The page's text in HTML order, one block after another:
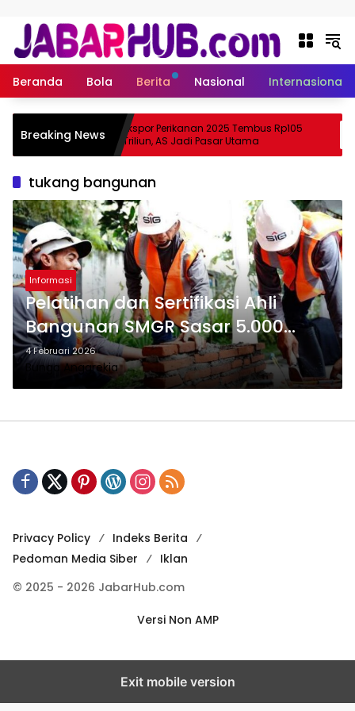
Beranda Bola Berita Nasional Internasional
Breaking News
Suzuki?
Ekspor Perikanan 2025 Tembus Rp105
Triliun, AS Jadi Pasar Utama
tukang bangunan
Informasi
Pelatihan dan Sertifikasi Ahli
Bangunan SMGR Sasar 5.000
Tenaga Terampil
4 Februari 2026
Bunga Anggrekia
Privacy Policy
Indeks Berita
Pedoman Media Siber
Iklan
© 2025 - 2026 JabarHub.com
Versi Non AMP
Exit mobile version